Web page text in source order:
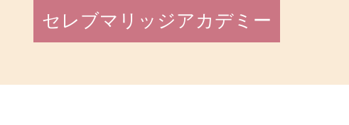
セレブマリッジアカデミー